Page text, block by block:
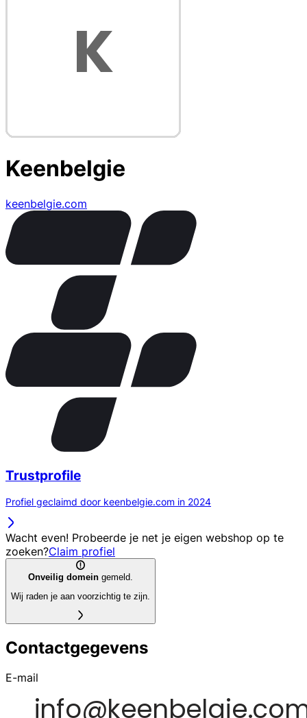
Keenbelgie
keenbelgie.com
Trustprofile
Profiel geclaimd door keenbelgie.com in 2024
Wacht even! Probeerde je net je eigen webshop op te
zoeken?Claim profiel
Onveilig domein gemeld.
Wij raden je aan voorzichtig te zijn.
Contactgegevens
E-mail